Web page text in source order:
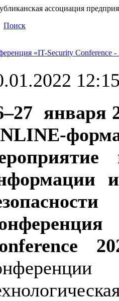
ассоциация
Поиск
«IT-Security Conference -
января